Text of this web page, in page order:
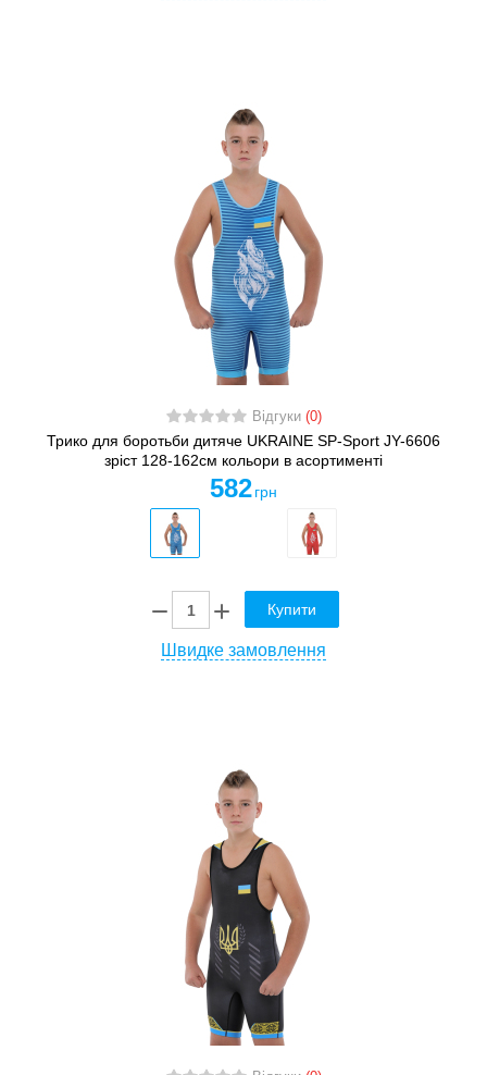
Відгуки (0)
Трико для боротьби дитяче UKRAINE SP-Sport JY-6606
зріст 128-162см кольори в асортименті
582 грн
Купити
Швидке замовлення